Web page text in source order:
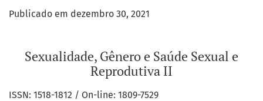
Publicado em dezembro 30, 2021
Sexualidade, Gênero e Saúde Sexual e
Reprodutiva II
ISSN: 1518-1812 / On-line: 1809-7529